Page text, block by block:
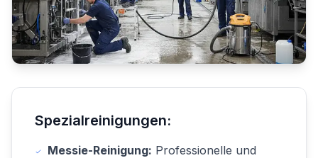
Spezialreinigungen:
Messie-Reinigung: Professionelle und